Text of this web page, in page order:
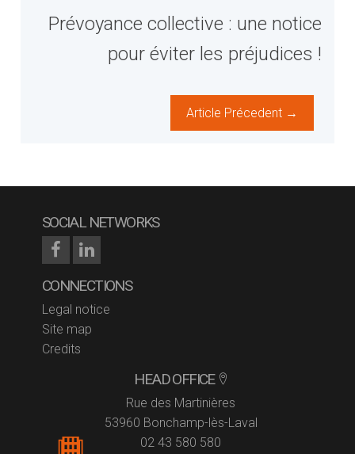
Prévoyance collective : une notice
pour éviter les préjudices !
Article Précedent →
SOCIAL NETWORKS
CONNECTIONS
Legal notice
Site map
Credits
HEAD OFFICE
Rue des Martinières
53960 Bonchamp-lès-Laval
02 43 580 580